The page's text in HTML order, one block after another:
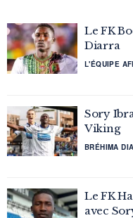
Le FK
Diarra
L'ÉQUIPE
Sory
Viking
BRÉHIMA
Le FK
avec